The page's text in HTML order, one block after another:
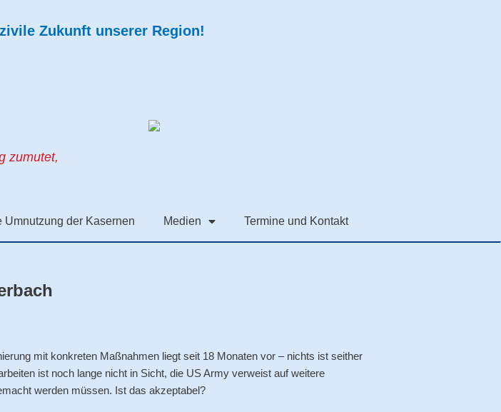
Zukunft unserer Region!
zumutet,
Umnutzung der Kasernen Medien Termine und Kontakt
mit konkreten Maßnahmen liegt seit 18 Monaten vor – nichts ist seither
ist noch lange nicht in Sicht, die US Army verweist auf weitere
werden müssen. Ist das akzeptabel?